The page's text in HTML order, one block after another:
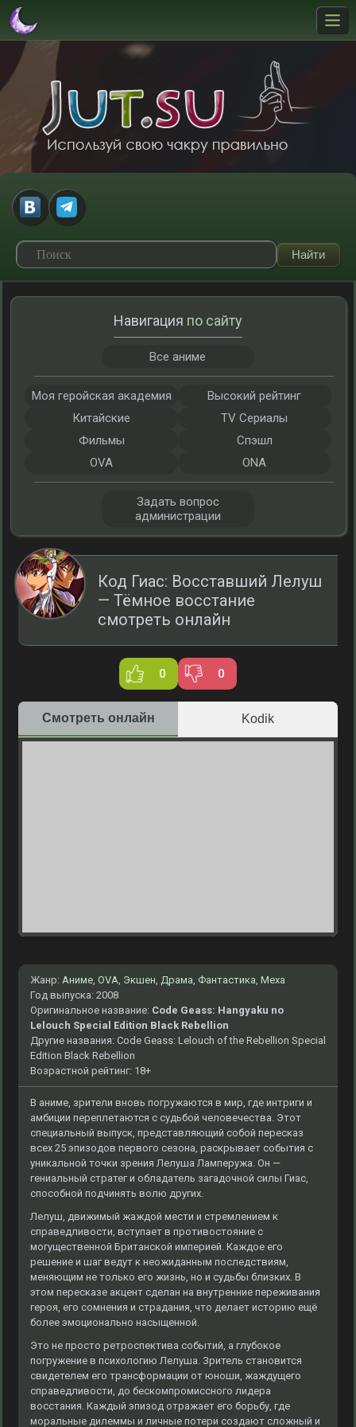
Код Гиас: Восставший Лелуш
— Тёмное восстание
смотреть онлайн
0 0
Смотреть онлайн Kodik
Жанр: Аниме, OVA, Экшен, Драма, Фантастика, Меха
Год выпуска: 2008
Оригинальное название: Code Geass: Hangyaku no
Lelouch Special Edition Black Rebellion
Другие названия: Code Geass: Lelouch of the Rebellion Special
Edition Black Rebellion
Возрастной рейтинг: 18+
В аниме, зрители вновь погружаются в мир, где интриги и
амбиции переплетаются с судьбой человечества. Этот
специальный выпуск, представляющий собой пересказ
всех 25 эпизодов первого сезона, раскрывает события с
уникальной точки зрения Лелуша Ламперужа. Он —
гениальный стратег и обладатель загадочной силы Гиас,
способной подчинять волю других.
Лелуш, движимый жаждой мести и стремлением к
справедливости, вступает в противостояние с
могущественной Британской империей. Каждое его
решение и шаг ведут к неожиданным последствиям,
меняющим не только его жизнь, но и судьбы близких. В
этом пересказе акцент сделан на внутренние переживания
героя, его сомнения и страдания, что делает историю ещё
более эмоционально насыщенной.
Это не просто ретроспектива событий, а глубокое
погружение в психологию Лелуша. Зритель становится
свидетелем его трансформации от юноши, жаждущего
справедливости, до бескомпромиссного лидера
восстания. Каждый эпизод отражает его борьбу, где
моральные дилеммы и личные потери создают сложный и
Навигация по сайту
Все аниме
Моя геройская академия
Высокий рейтинг
Китайские
TV Сериалы
Фильмы
Спэшл
OVA
ONA
Задать вопрос
администрации